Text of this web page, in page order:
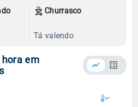
Churrasco
Tá valendo
em